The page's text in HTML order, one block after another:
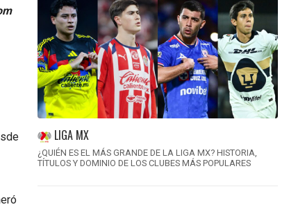
LIGA MX
¿QUIÉN ES EL MÁS GRANDE DE LA LIGA MX? HISTORIA,
TÍTULOS Y DOMINIO DE LOS CLUBES MÁS POPULARES